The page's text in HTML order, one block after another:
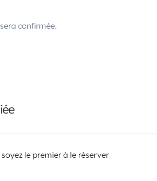
confirmée.
soyez le premier à le réserver